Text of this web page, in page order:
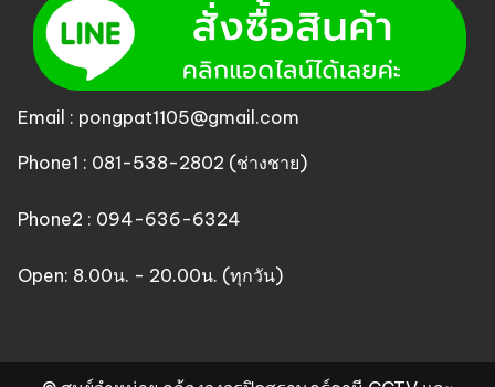
Email : pongpat1105@gmail.com
Phone1 : 081-538-2802 (ช่างชาย)
Phone2 : 094-636-6324
Open: 8.00น. - 20.00น. (ทุกวัน)